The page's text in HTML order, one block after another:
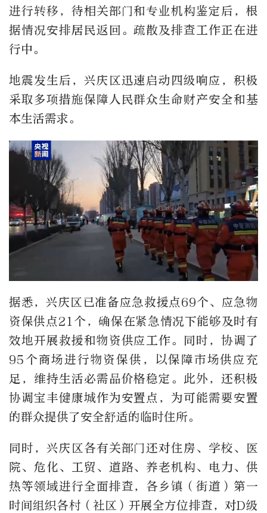
进行转移，待相关部门和专业机构鉴定后，根
据情况安排居民返回。疏散及排查工作正在进
行中。
地震发生后，兴庆区迅速启动四级响应，积极
采取多项措施保障人民群众生命财产安全和基
本生活需求。
据悉，兴庆区已准备应急救援点69个、应急物
资保供点21个，确保在紧急情况下能够及时有
效地开展救援和物资供应工作。同时，协调了
95个商场进行物资保供，以保障市场供应充
足，维持生活必需品价格稳定。此外，还积极
协调宝丰健康城作为安置点，为可能需要安置
的群众提供了安全舒适的临时住所。
同时，兴庆区各有关部门还对住房、学校、医
院、危化、工贸、道路、养老机构、电力、供
热等领域进行全面排查，各乡镇（街道）第一
时间组织各村（社区）开展全方位排查，对D级